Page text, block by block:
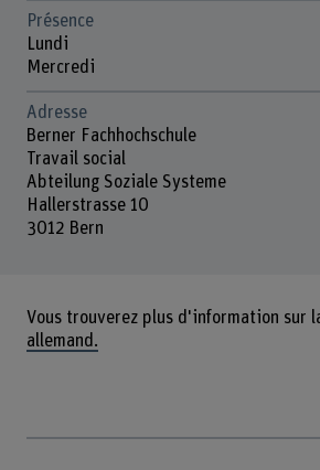
Présence
Lundi
Mercredi
Adresse
Berner Fachhochschule
Travail social
Abteilung Soziale Systeme
Hallerstrasse 10
3012 Bern
Vous trouverez plus d'information sur
allemand.